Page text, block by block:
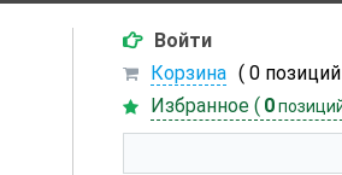
Войти
Корзина ( 0
Избранное ( 0